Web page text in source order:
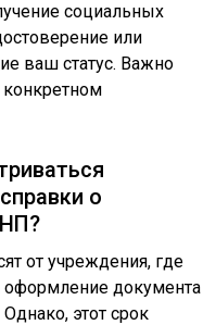
социальных
или
ваш статус. Важно
конкретном
о
от учреждения, где
оформление документа
этот срок